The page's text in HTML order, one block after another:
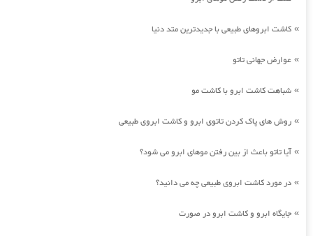
» کاشت ابروهای طبیعی با جدیدترین متد دنیا
» عوارض جهانی تاتو
» شباهت کاشت ابرو با کاشت مو
» روش های پاک کردن تاتوی ابرو و کاشت ابروی طبیعی
»آیا تاتو باعث از بین رفتن موهای ابرو می شود؟
» در مورد کاشت ابروی طبیعی چه می دانید؟
» جایگاه ابرو و کاشت ابرو در صورت